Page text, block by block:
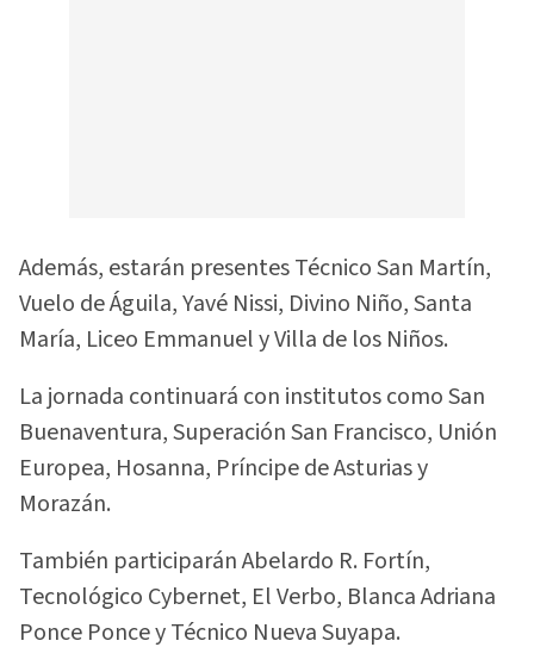
Además, estarán presentes Técnico San Martín,
Vuelo de Águila, Yavé Nissi, Divino Niño, Santa
María, Liceo Emmanuel y Villa de los Niños.
La jornada continuará con institutos como San
Buenaventura, Superación San Francisco, Unión
Europea, Hosanna, Príncipe de Asturias y
Morazán.
También participarán Abelardo R. Fortín,
Tecnológico Cybernet, El Verbo, Blanca Adriana
Ponce Ponce y Técnico Nueva Suyapa.